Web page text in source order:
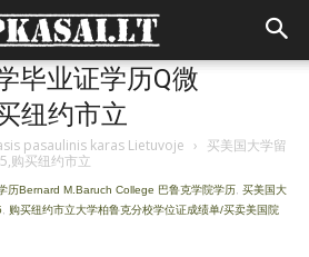
毕业证学历Q微
纽约市立
pasaulinis karas Lietuvoje › 买美国大学留
购买纽约市立
历Bernard M.Baruch College 巴鲁克学院学历 买美国大
购买纽约市立大学柏鲁克分校学位证成绩单/买卖美国院